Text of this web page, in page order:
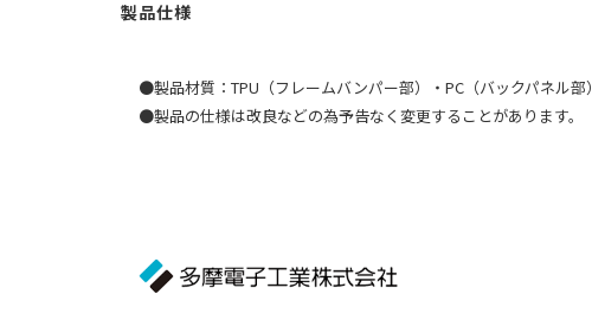
●製品材質：TPU（フレームバンパー部）・PC（バックパネル部）
●製品の仕様は改良などの為予告なく変更することがあります。